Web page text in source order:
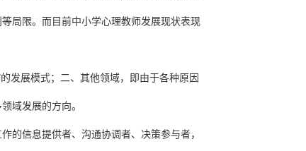
局限。而目前中小学心理教师发展现状表现
展模式；二、其他领域，即由于各种原因
域发展的方向。
的信息提供者、沟通协调者、决策参与者，